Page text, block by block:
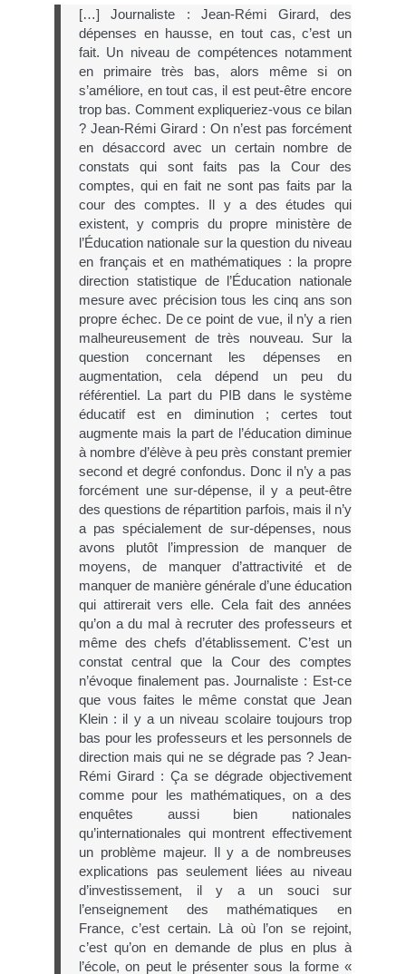
[…] Journaliste : Jean-Rémi Girard, des
dépenses en hausse, en tout cas, c’est un
fait. Un niveau de compétences notamment
en primaire très bas, alors même si on
s’améliore, en tout cas, il est peut-être encore
trop bas. Comment expliqueriez-vous ce bilan
? Jean-Rémi Girard : On n’est pas forcément
en désaccord avec un certain nombre de
constats qui sont faits pas la Cour des
comptes, qui en fait ne sont pas faits par la
cour des comptes. Il y a des études qui
existent, y compris du propre ministère de
l’Éducation nationale sur la question du niveau
en français et en mathématiques : la propre
direction statistique de l’Éducation nationale
mesure avec précision tous les cinq ans son
propre échec. De ce point de vue, il n’y a rien
malheureusement de très nouveau. Sur la
question concernant les dépenses en
augmentation, cela dépend un peu du
référentiel. La part du PIB dans le système
éducatif est en diminution ; certes tout
augmente mais la part de l’éducation diminue
à nombre d’élève à peu près constant premier
second et degré confondus. Donc il n’y a pas
forcément une sur-dépense, il y a peut-être
des questions de répartition parfois, mais il n’y
a pas spécialement de sur-dépenses, nous
avons plutôt l’impression de manquer de
moyens, de manquer d’attractivité et de
manquer de manière générale d’une éducation
qui attirerait vers elle. Cela fait des années
qu’on a du mal à recruter des professeurs et
même des chefs d’établissement. C’est un
constat central que la Cour des comptes
n’évoque finalement pas. Journaliste : Est-ce
que vous faites le même constat que Jean
Klein : il y a un niveau scolaire toujours trop
bas pour les professeurs et les personnels de
direction mais qui ne se dégrade pas ? Jean-
Rémi Girard : Ça se dégrade objectivement
comme pour les mathématiques, on a des
enquêtes aussi bien nationales
qu’internationales qui montrent effectivement
un problème majeur. Il y a de nombreuses
explications pas seulement liées au niveau
d’investissement, il y a un souci sur
l’enseignement des mathématiques en
France, c’est certain. Là où l’on se rejoint,
c’est qu’on en demande de plus en plus à
l’école, on peut le présenter sous la forme «